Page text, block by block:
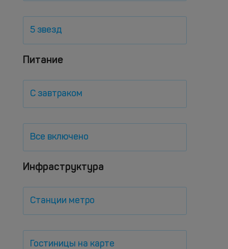
5 звезд
Питание
С завтраком
Все включено
Инфраструктура
Станции метро
Гостиницы на карте